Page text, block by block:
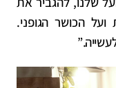
הכושר הגופני.